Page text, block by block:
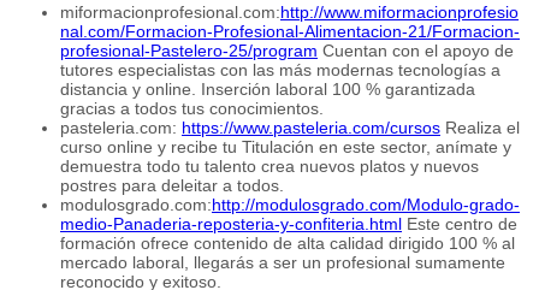
miformacionprofesional.com:http://www.miformacionprofesio
nal.com/Formacion-Profesional-Alimentacion-21/Formacion-
profesional-Pastelero-25/program Cuentan con el apoyo de
tutores especialistas con las más modernas tecnologías a
distancia y online. Inserción laboral 100 % garantizada
gracias a todos tus conocimientos.
pasteleria.com: https://www.pasteleria.com/cursos Realiza el
curso online y recibe tu Titulación en este sector, anímate y
demuestra todo tu talento crea nuevos platos y nuevos
postres para deleitar a todos.
modulosgrado.com:http://modulosgrado.com/Modulo-grado-
medio-Panaderia-reposteria-y-confiteria.html Este centro de
formación ofrece contenido de alta calidad dirigido 100 % al
mercado laboral, llegarás a ser un profesional sumamente
reconocido y exitoso.